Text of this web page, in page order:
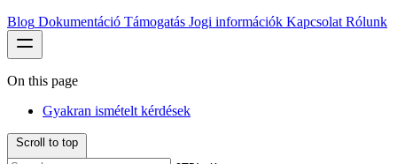
Blog Dokumentáció Támogatás Jogi információk Kapcsolat Rólunk
On this page
Gyakran ismételt kérdések
Scroll to top